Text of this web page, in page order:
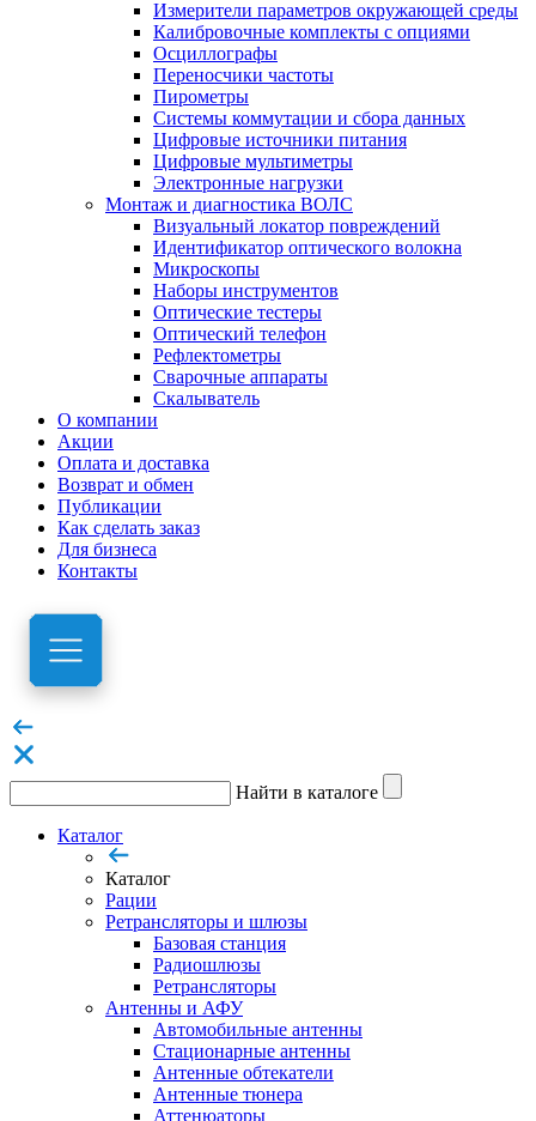
Измерители параметров окружающей среды
Калибровочные комплекты с опциями
Осциллографы
Переносчики частоты
Пирометры
Системы коммутации и сбора данных
Цифровые источники питания
Цифровые мультиметры
Электронные нагрузки
Монтаж и диагностика ВОЛС
Визуальный локатор повреждений
Идентификатор оптического волокна
Микроскопы
Наборы инструментов
Оптические тестеры
Оптический телефон
Рефлектометры
Сварочные аппараты
Скалыватель
О компании
Акции
Оплата и доставка
Возврат и обмен
Публикации
Как сделать заказ
Для бизнеса
Контакты
Найти в каталоге
Каталог
Каталог
Рации
Ретрансляторы и шлюзы
Базовая станция
Радиошлюзы
Ретрансляторы
Антенны и АФУ
Автомобильные антенны
Стационарные антенны
Антенные обтекатели
Антенные тюнера
Аттенюаторы